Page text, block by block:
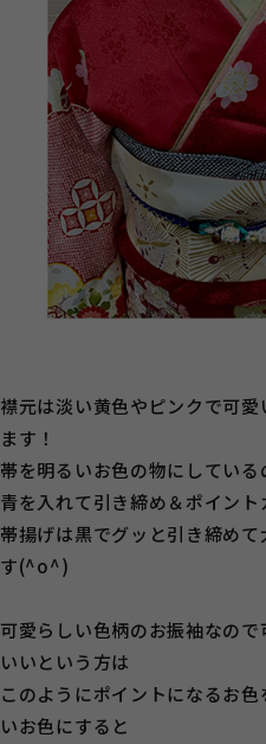
襟元は淡い黄色やピンクで可
ます！
帯を明るいお色の物にしてい
青を入れて引き締め＆ポイント
帯揚げは黒でグッと引き締め
す(^o^)
可愛らしい色柄のお振袖なの
いいという方は
このようにポイントになるお
いお色にすると